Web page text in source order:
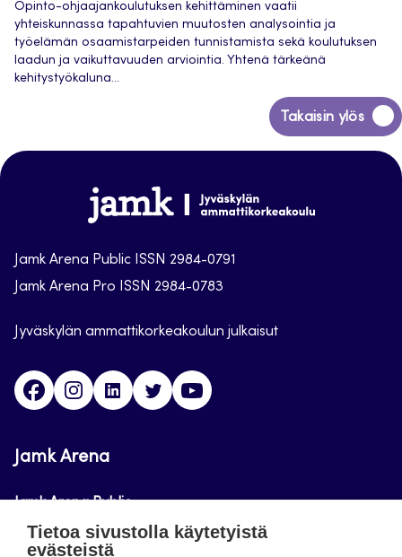
Opinto-ohjaajankoulutuksen kehittäminen vaatii
yhteiskunnassa tapahtuvien muutosten analysointia ja
työelämän osaamistarpeiden tunnistamista sekä koulutuksen
laadun ja vaikuttavuuden arviointia. Yhtenä tärkeänä
kehitystyökaluna...
Takaisin ylös
Siirry
takaisin
Jamk
Arena
Jamk Arena Public ISSN 2984-0791
Jamk Arena Pro ISSN 2984-0783
Jyväskylän ammattikorkeakoulun julkaisut
FacebookInstagramLinkedinTwitter
Jamk Arena
Jamk Arena Public
Jamk Arena Pro
Tietoa sivustolla käytetyistä
evästeistä